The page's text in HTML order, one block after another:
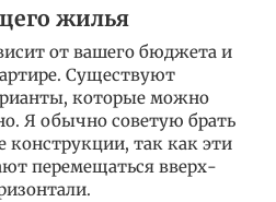
жилья
от вашего бюджета и
Существуют
которые можно
Я обычно советую брать
конструкции, так как эти
перемещаться вверх-